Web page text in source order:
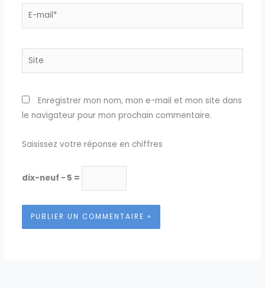
E-
Site
Enregistrer mon nom, mon e-mail et mon site dans
le navigateur pour mon prochain commentaire.
Saisissez votre réponse en chiffres
dix-neuf − 5 =